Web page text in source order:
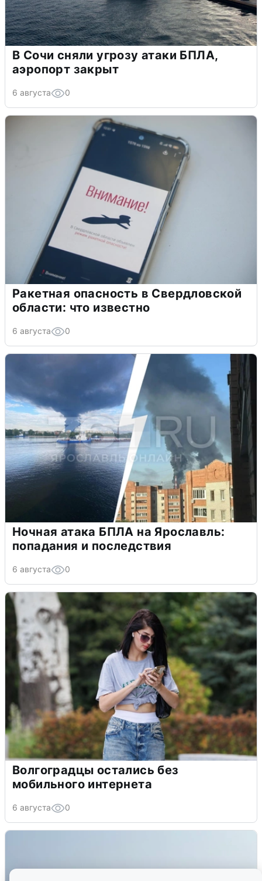
В Сочи сняли угрозу атаки БПЛА,
аэропорт закрыт
6 августа 0
Ракетная опасность в Свердловской
области: что известно
6 августа 0
Ночная атака БПЛА на Ярославль:
попадания и последствия
6 августа 0
Волгоградцы остались без
мобильного интернета
6 августа 0